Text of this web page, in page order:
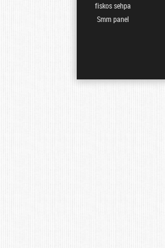
fiskos sehpa
Smm panel